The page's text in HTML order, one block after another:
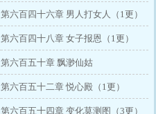
第六百四十六章 男人打女人（1更）
第六百四十八章 女子报恩（1更）
第六百五十章 飘渺仙姑
第六百五十二章 悦心殿（1更）
第六百五十四章 变化莫测图（3更）